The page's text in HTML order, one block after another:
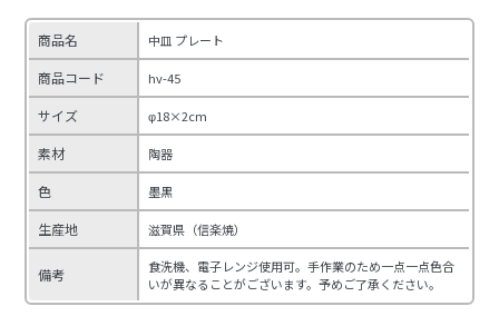
商品名 中皿 プレート
商品コード hv-45
サイズ φ18×2cm
素材 陶器
色 墨黒
生産地 滋賀県（信楽焼）
備考
食洗機、電子レンジ使用可。手作業のため一点一点色合
いが異なることがございます。予めご了承ください。